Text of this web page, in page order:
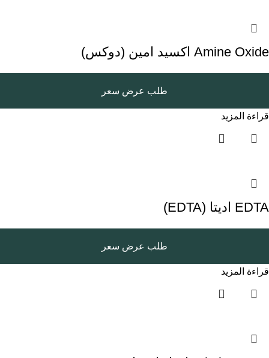
Amine Oxide اكسيد امين (دوكس)
طلب عرض سعر
قراءة المزيد
EDTA اديتا (EDTA)
طلب عرض سعر
قراءة المزيد